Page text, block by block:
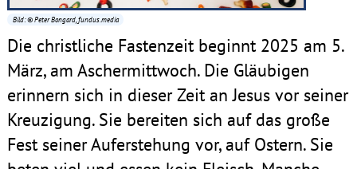
Bild: © Peter Bongard, fundus.media
Die christliche Fastenzeit beginnt 2025 am 5.
März, am Aschermittwoch. Die Gläubigen
erinnern sich in dieser Zeit an Jesus vor seiner
Kreuzigung. Sie bereiten sich auf das große
Fest seiner Auferstehung vor, auf Ostern. Sie